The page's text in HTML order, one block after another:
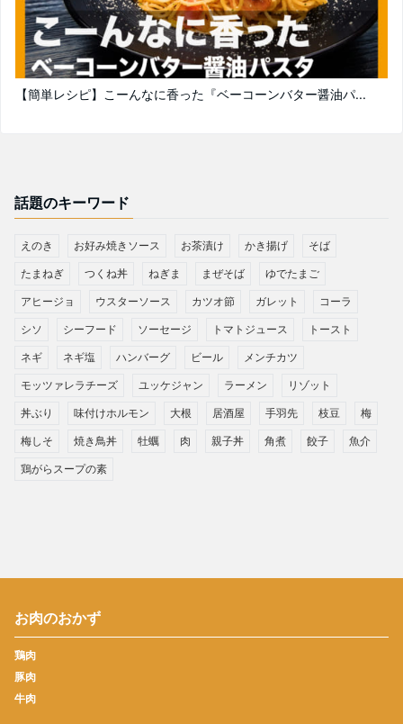
【簡単レシピ】こーんなに香った『ベーコーンバター醤油パ...
話題のキーワード
えのき お好み焼きソース お茶漬け かき揚げ そば
たまねぎ つくね丼 ねぎま まぜそば ゆでたまご
アヒージョ ウスターソース カツオ節 ガレット コーラ
シソ シーフード ソーセージ トマトジュース トースト
ネギ ネギ塩 ハンバーグ ビール メンチカツ
モッツァレラチーズ ユッケジャン ラーメン リゾット
丼ぶり 味付けホルモン 大根 居酒屋 手羽先 枝豆 梅
梅しそ 焼き鳥丼 牡蠣 肉 親子丼 角煮 餃子 魚介
鶏がらスープの素
お肉のおかず
鶏肉
豚肉
牛肉